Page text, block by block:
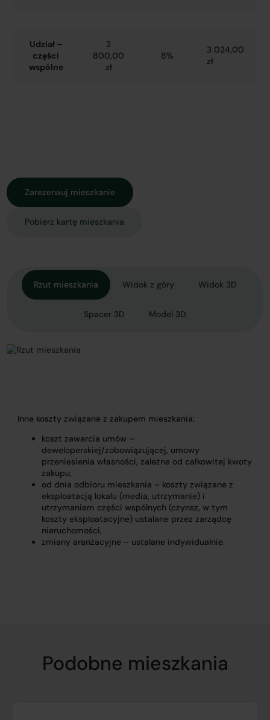
Rzut mieszkania Widok z góry Widok 3D
Spacer 3D Model 3D
Inne koszty związane z zakupem mieszkania:
koszt zawarcia umów –
deweloperskiej/zobowiązującej, umowy
przeniesienia własności, zależne od całkowitej kwoty
zakupu,
od dnia odbioru mieszkania – koszty związane z
eksploatacją lokalu (media, utrzymanie) i
utrzymaniem części wspólnych (czynsz, w tym
koszty eksploatacyjne) ustalane przez zarządcę
nieruchomości,
zmiany aranżacyjne – ustalane indywidualnie.
Udział –
części
wspólne
2
800,00
zł
8%
3 024,00
zł
Zarezerwuj mieszkanie
Pobierz kartę mieszkania
Podobne mieszkania